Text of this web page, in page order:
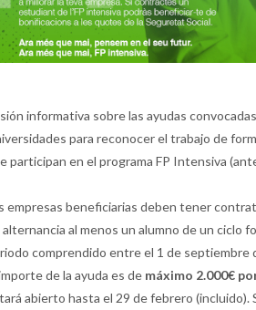
informativa sobre las ayudas
para reconocer el trabajo de
participan en el programa FP Intensiva
empresas beneficiarias deben tener
alternancia al menos un alumno de un ciclo
comprendido entre el 1 de septiembre
de la ayuda es de máximo 2.000€
abierto hasta el 29 de febrero